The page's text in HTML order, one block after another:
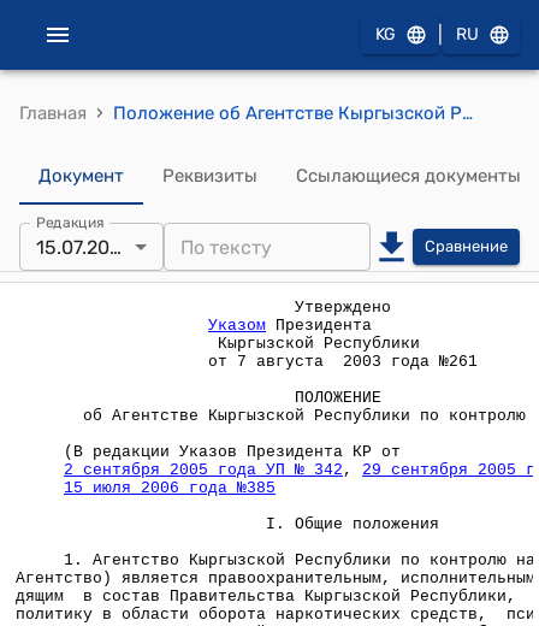
KG RU
Главная › Положение об Агентстве Кыргызской Республики по контролю наркотиков (Утверждено Указом Президента Кыргызской Республики от 7 августа 2003 года №261)
Документ Реквизиты Ссылающиеся документы
Редакция
15.07.2006 Сравнение